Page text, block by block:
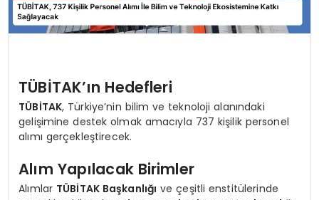
TÜBİTAK’ın Hedefleri
TÜBİTAK, Türkiye’nin bilim ve teknoloji alanındaki
gelişimine destek olmak amacıyla 737 kişilik personel
alımı gerçekleştirecek.
Alım Yapılacak Birimler
Alımlar TÜBİTAK Başkanlığı ve çeşitli enstitülerinde